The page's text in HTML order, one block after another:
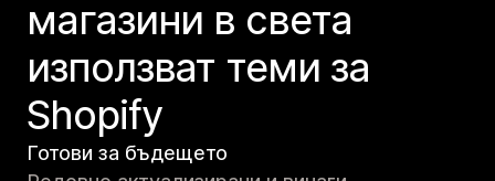
магазини в света
използват теми за
Shopify
Готови за бъдещето